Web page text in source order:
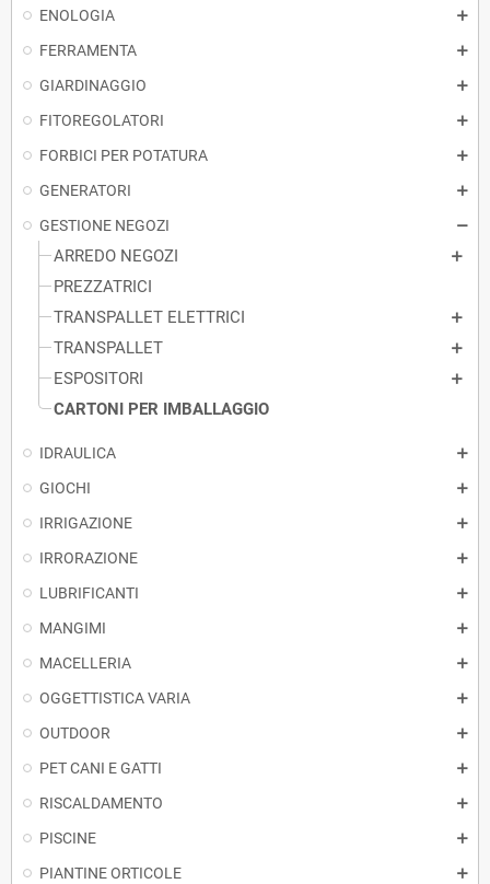
ENOLOGIA
FERRAMENTA
GIARDINAGGIO
FITOREGOLATORI
FORBICI PER POTATURA
GENERATORI
GESTIONE NEGOZI
ARREDO NEGOZI
PREZZATRICI
TRANSPALLET ELETTRICI
TRANSPALLET
ESPOSITORI
CARTONI PER IMBALLAGGIO
IDRAULICA
GIOCHI
IRRIGAZIONE
IRRORAZIONE
LUBRIFICANTI
MANGIMI
MACELLERIA
OGGETTISTICA VARIA
OUTDOOR
PET CANI E GATTI
RISCALDAMENTO
PISCINE
PIANTINE ORTICOLE